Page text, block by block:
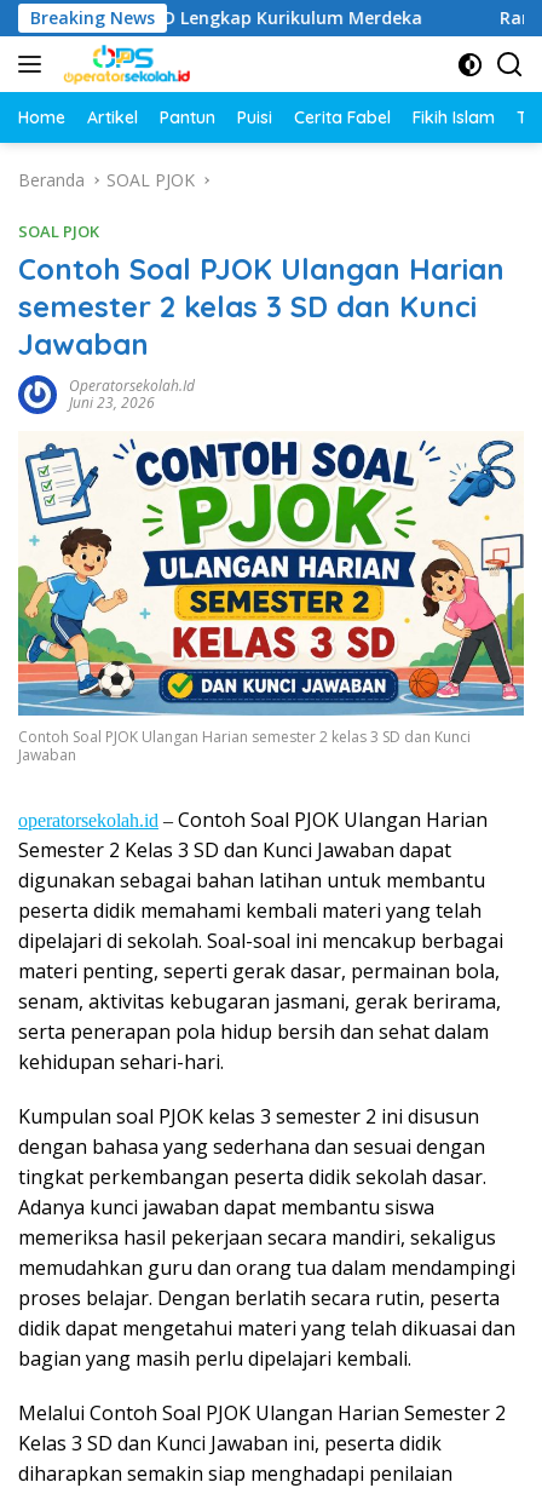
Langsung
ke
konten
Breaking News
1–6 SD Lengkap Kurikulum Merdeka Rangkuman
Home Artikel Pantun Puisi Cerita Fabel Fikih Islam
Beranda SOAL PJOK
SOAL PJOK
Contoh Soal PJOK Ulangan Harian
semester 2 kelas 3 SD dan Kunci
Jawaban
Operatorsekolah.id
Juni 23, 2026
Contoh Soal PJOK Ulangan Harian semester 2 kelas 3 SD dan Kunci
Jawaban
operatorsekolah.id – Contoh Soal PJOK Ulangan Harian
Semester 2 Kelas 3 SD dan Kunci Jawaban dapat
digunakan sebagai bahan latihan untuk membantu
peserta didik memahami kembali materi yang telah
dipelajari di sekolah. Soal-soal ini mencakup berbagai
materi penting, seperti gerak dasar, permainan bola,
senam, aktivitas kebugaran jasmani, gerak berirama,
serta penerapan pola hidup bersih dan sehat dalam
kehidupan sehari-hari.
Kumpulan soal PJOK kelas 3 semester 2 ini disusun
dengan bahasa yang sederhana dan sesuai dengan
tingkat perkembangan peserta didik sekolah dasar.
Adanya kunci jawaban dapat membantu siswa
memeriksa hasil pekerjaan secara mandiri, sekaligus
memudahkan guru dan orang tua dalam mendampingi
proses belajar. Dengan berlatih secara rutin, peserta
didik dapat mengetahui materi yang telah dikuasai dan
bagian yang masih perlu dipelajari kembali.
Melalui Contoh Soal PJOK Ulangan Harian Semester 2
Kelas 3 SD dan Kunci Jawaban ini, peserta didik
diharapkan semakin siap menghadapi penilaian